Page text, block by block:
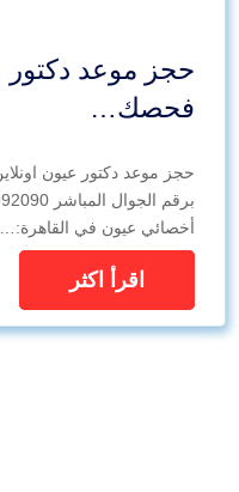
حجز موعد دكتور
فحصك…
حجز موعد دكتور عيون
أخصائي عيون في القاهرة:…
اقرأ اكثر